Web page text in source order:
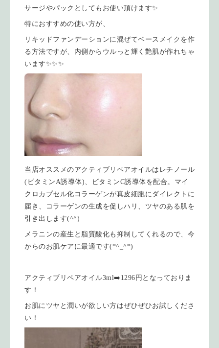
サージやパックとしてもお使い頂けます✨
特におすすめの使い方が、
リキッドファンデーションに混ぜてベースメイクを作
る方法ですが、内側からウルっと輝く艶肌が作れちゃ
います✨✨✨
当店オススメのアクティブリペアオイルはレチノール
(ビタミンA誘導体)、ビタミンC誘導体を配合。マイ
クロカプセル化コラーゲンが真皮細胞にダイレクトに
届き、コラーゲンの生成を促しハリ、ツヤのある肌を
引き出します(^^)
メラニンの産生と脂質酸化も抑制してくれるので、今
からのお肌ケアに最適です(*^_^*)
アクティブリペアオイル3ml➡️1296円となっておりま
す！
お肌にツヤと潤いが欲しい方はぜひぜひお試しくださ
い！